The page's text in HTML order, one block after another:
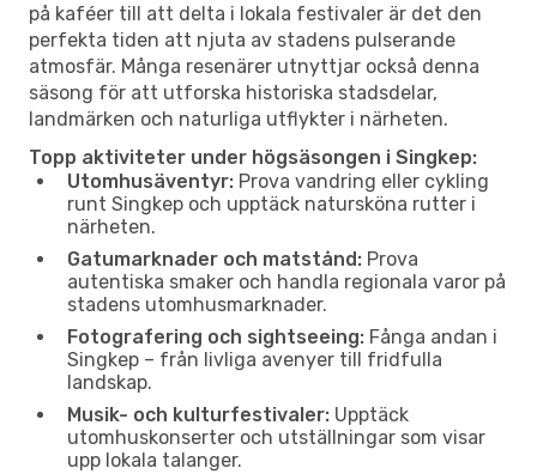
på kaféer till att delta i lokala festivaler är det den
perfekta tiden att njuta av stadens pulserande
atmosfär. Många resenärer utnyttjar också denna
säsong för att utforska historiska stadsdelar,
landmärken och naturliga utflykter i närheten.
Topp aktiviteter under högsäsongen i Singkep:
Utomhusäventyr: Prova vandring eller cykling
runt Singkep och upptäck natursköna rutter i
närheten.
Gatumarknader och matstånd: Prova
autentiska smaker och handla regionala varor på
stadens utomhusmarknader.
Fotografering och sightseeing: Fånga andan i
Singkep – från livliga avenyer till fridfulla
landskap.
Musik- och kulturfestivaler: Upptäck
utomhuskonserter och utställningar som visar
upp lokala talanger.